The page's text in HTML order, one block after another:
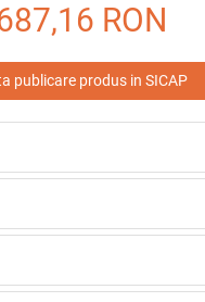
RON
publicare produs in SICAP